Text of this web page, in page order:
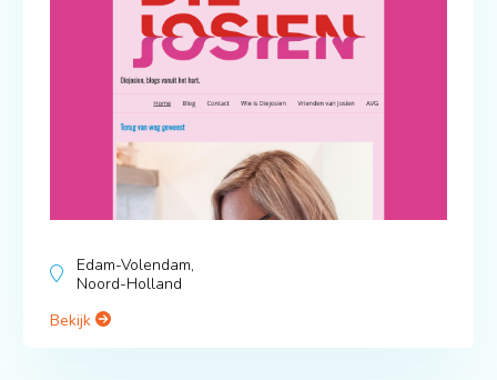
Edam-Volendam,
Noord-Holland
Bekijk